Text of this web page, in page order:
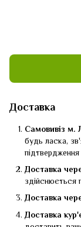
Доставка
Самовивіз м.
будь ласка,
Доставка
здійснюється
Доставка
Доставка